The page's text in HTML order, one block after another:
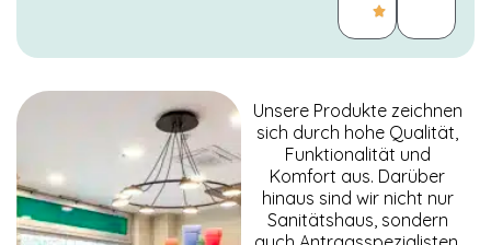
Unsere Produkte zeichnen
sich durch hohe Qualität,
Funktionalität und
Komfort aus. Darüber
hinaus sind wir nicht nur
Sanitätshaus, sondern
sind nicht
den Betrieb der
Webseite
zwingend